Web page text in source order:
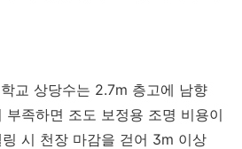
교 상당수는 2.7m 층고에 남향
부족하면 조도 보정용 조명 비용이
시 천장 마감을 걷어 3m 이상